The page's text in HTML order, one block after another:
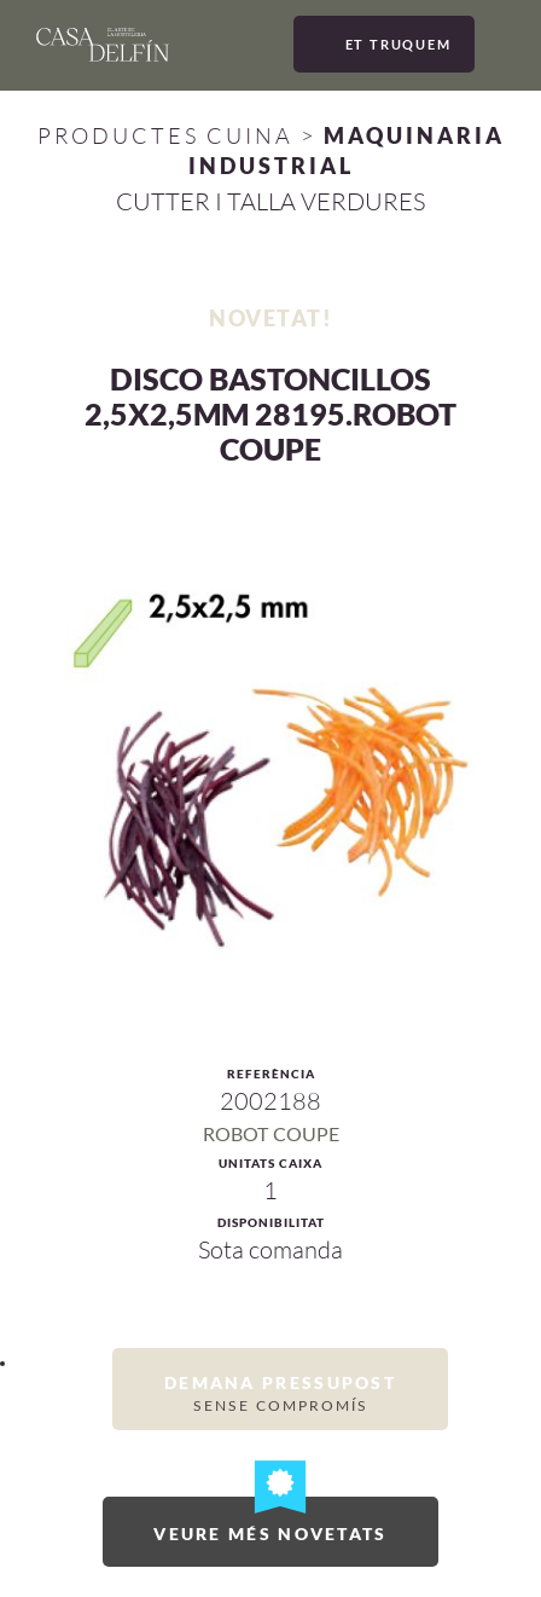
ET TRUQUEM
PRODUCTES CUINA > MAQUINARIA
INDUSTRIAL
CUTTER I TALLA VERDURES
NOVETAT!
DISCO BASTONCILLOS
2,5X2,5MM 28195.ROBOT
COUPE
REFERÈNCIA
2002188
ROBOT COUPE
UNITATS CAIXA
1
DISPONIBILITAT
Sota comanda
DEMANA PRESSUPOST
SENSE COMPROMÍS
VEURE MÉS NOVETATS